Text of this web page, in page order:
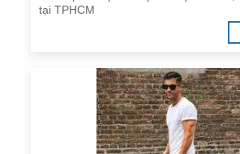
tại TPHCM